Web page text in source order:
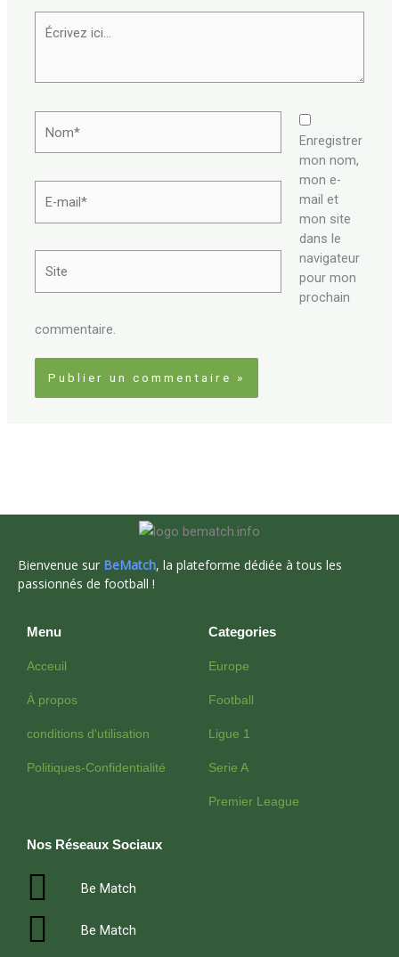
Écrivez
ici…
mail*
Enregistrer
mon nom,
mon e-
mail et
mon site
dans le
navigateur
pour mon
prochain
commentaire.
Bienvenue sur BeMatch, la plateforme dédiée à tous les
passionnés de football !
Menu
Acceuil
À propos
conditions d'utilisation
Politiques-Confidentialité
Categories
Europe
Football
Ligue 1
Serie A
Premier League
Nos Réseaux Sociaux
Be Match
Be Match